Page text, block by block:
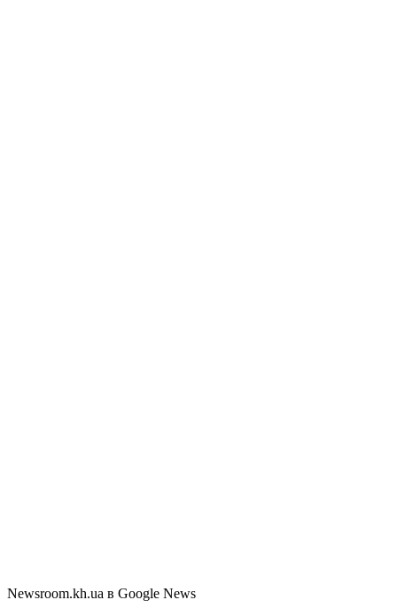
Newsroom.kh.ua в Google News